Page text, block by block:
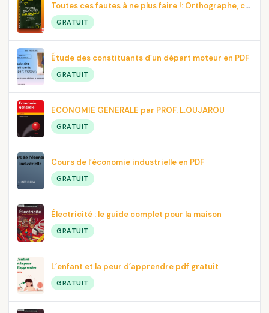
Toutes ces fautes à ne plus faire !: Orthographe, contresens, prononciation… En pdf
GRATUIT
Étude des constituants d’un départ moteur en PDF
GRATUIT
ECONOMIE GENERALE par PROF. L.OUJAROU
GRATUIT
Cours de l’économie industrielle en PDF
GRATUIT
Électricité : le guide complet pour la maison
GRATUIT
L’enfant et la peur d’apprendre pdf gratuit
GRATUIT